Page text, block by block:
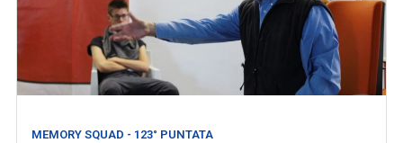
MEMORY SQUAD - 123° PUNTATA